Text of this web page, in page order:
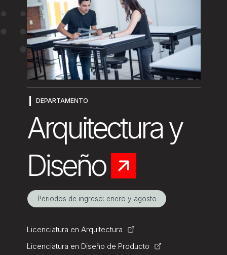
Procuraduría de Derechos Universitarios
Talleres Artísticos
Transporte (DSGRM)
Noticias y Eventos
Radio Ibero
DEPARTAMENTO
Arquitectura y
Diseño
Periodos de ingreso: enero y agosto
Licenciatura en Arquitectura
Licenciatura en Diseño de Producto